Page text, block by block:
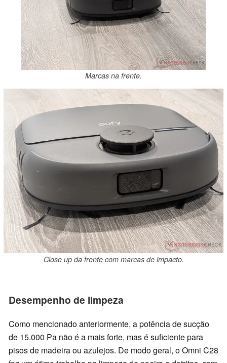
Marcas na frente.
Close up da frente com marcas de impacto.
Desempenho de limpeza
Como mencionado anteriormente, a potência de sucção
de 15.000 Pa não é a mais forte, mas é suficiente para
pisos de madeira ou azulejos. De modo geral, o Omni C28